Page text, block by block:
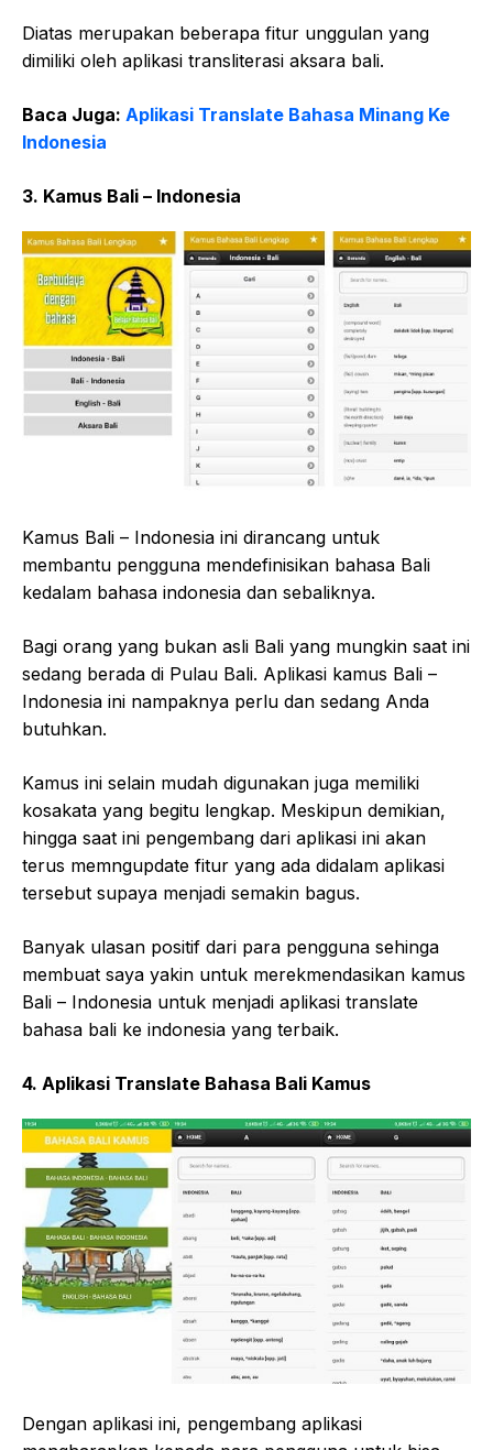
Diatas merupakan beberapa fitur unggulan yang
dimiliki oleh aplikasi transliterasi aksara bali.
Baca Juga: Aplikasi Translate Bahasa Minang Ke
Indonesia
3. Kamus Bali – Indonesia
Kamus Bali – Indonesia ini dirancang untuk
membantu pengguna mendefinisikan bahasa Bali
kedalam bahasa indonesia dan sebaliknya.
Bagi orang yang bukan asli Bali yang mungkin saat ini
sedang berada di Pulau Bali. Aplikasi kamus Bali –
Indonesia ini nampaknya perlu dan sedang Anda
butuhkan.
Kamus ini selain mudah digunakan juga memiliki
kosakata yang begitu lengkap. Meskipun demikian,
hingga saat ini pengembang dari aplikasi ini akan
terus memngupdate fitur yang ada didalam aplikasi
tersebut supaya menjadi semakin bagus.
Banyak ulasan positif dari para pengguna sehinga
membuat saya yakin untuk merekmendasikan kamus
Bali – Indonesia untuk menjadi aplikasi translate
bahasa bali ke indonesia yang terbaik.
4. Aplikasi Translate Bahasa Bali Kamus
Dengan aplikasi ini, pengembang aplikasi